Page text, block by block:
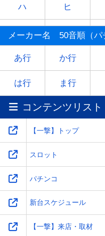
ハ ヒ
マ ミ
ヤ -
ラ リ
ワ -
メーカー名 50音順（パ
あ行 か行
は行 ま行
コンテンツリスト
【一撃】トップ
スロット
パチンコ
新台スケジュール
【一撃】来店・取材